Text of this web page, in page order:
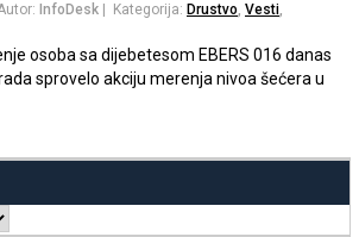
InfoDesk | Kategorija: Drustvo, Vesti,
osoba sa dijebetesom EBERS 016 danas
sprovelo akciju merenja nivoa šećera u